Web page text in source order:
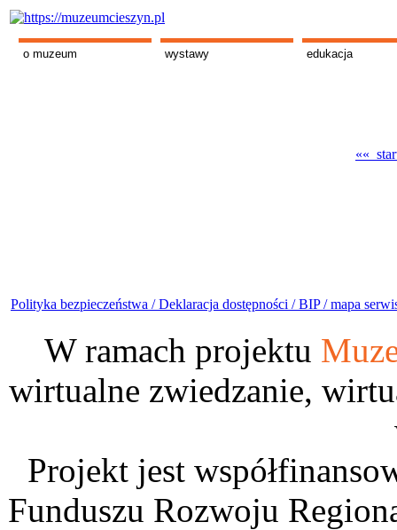
o muzeum wystawy edukacja
««
Polityka bezpieczeństwa /Deklaracja dostępności /BIP /mapa
W ramach projektu
wirtualne zwiedzanie,
Projekt jest
Funduszu Rozwoju